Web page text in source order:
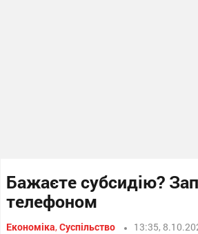
Бажаєте субсидію?
телефоном
Економіка,Суспільство 13:35,